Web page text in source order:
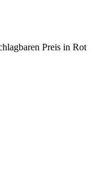
Preis in Rot